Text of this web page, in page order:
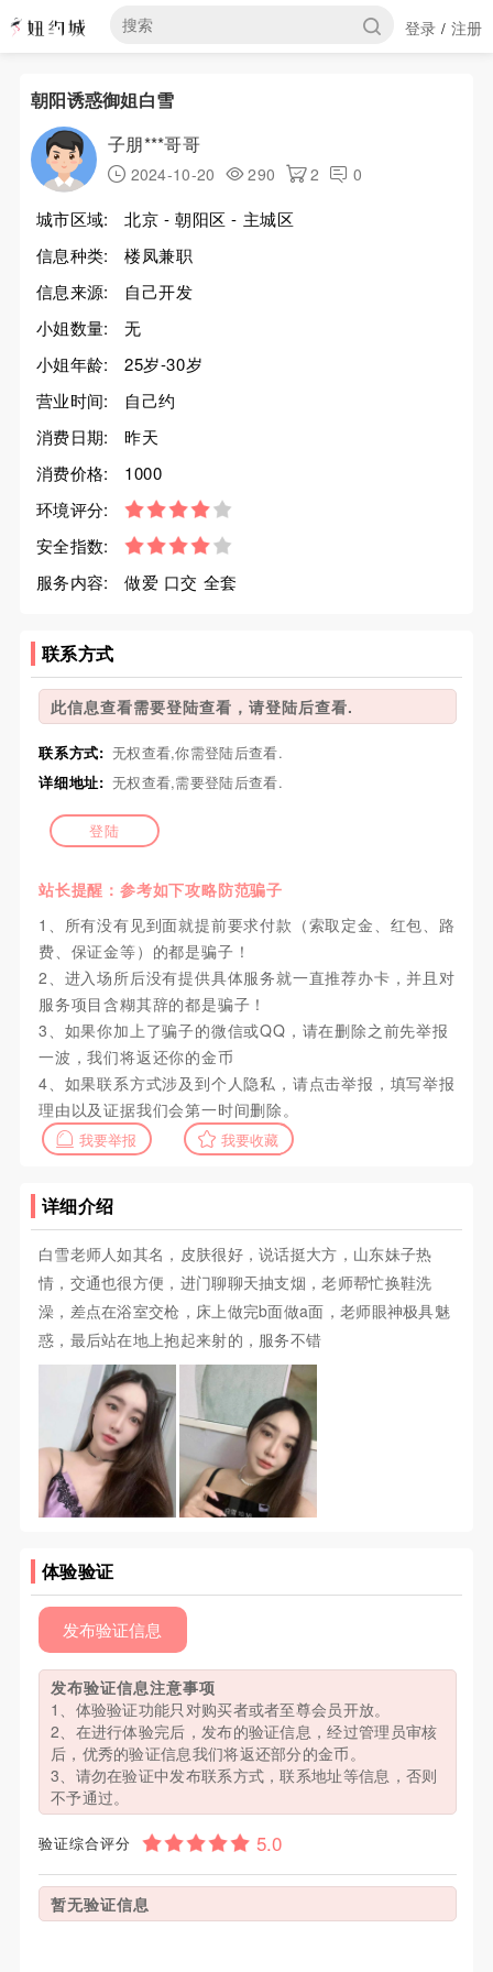
登录 / 注册
朝阳诱惑御姐白雪
子朋***哥哥
2024-10-20 290 2 0
城市区域:
北京 - 朝阳区 - 主城区
信息种类:
楼凤兼职
信息来源:
自己开发
小姐数量:
无
小姐年龄:
25岁-30岁
营业时间:
自己约
消费日期:
昨天
消费价格:
1000
环境评分:
安全指数:
服务内容:
做爱 口交 全套
联系方式
此信息查看需要登陆查看，请登陆后查看.
联系方式: 无权查看,你需登陆后查看.
详细地址: 无权查看,需要登陆后查看.
登陆
站长提醒：参考如下攻略防范骗子
1、所有没有见到面就提前要求付款（索取定金、红包、路
费、保证金等）的都是骗子！
2、进入场所后没有提供具体服务就一直推荐办卡，并且对
服务项目含糊其辞的都是骗子！
3、如果你加上了骗子的微信或QQ，请在删除之前先举报
一波，我们将返还你的金币
4、如果联系方式涉及到个人隐私，请点击举报，填写举报
理由以及证据我们会第一时间删除。
我要举报 我要收藏
详细介绍
白雪老师人如其名，皮肤很好，说话挺大方，山东妹子热
情，交通也很方便，进门聊聊天抽支烟，老师帮忙换鞋洗
澡，差点在浴室交枪，床上做完b面做a面，老师眼神极具魅
惑，最后站在地上抱起来射的，服务不错
体验验证
发布验证信息
发布验证信息注意事项
1、体验验证功能只对购买者或者至尊会员开放。
2、在进行体验完后，发布的验证信息，经过管理员审核
后，优秀的验证信息我们将返还部分的金币。
3、请勿在验证中发布联系方式，联系地址等信息，否则
不予通过。
验证综合评分
暂无验证信息